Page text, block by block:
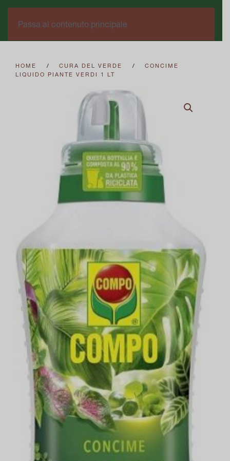
Passa al contenuto principale
HOME CURA DEL VERDE
CONCIME
LIQUIDO PIANTE VERDI 1 LT